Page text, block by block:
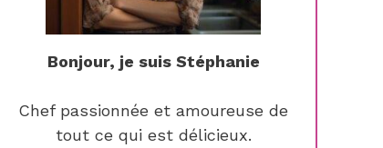
Bonjour, je suis Stéphanie
Chef passionnée et amoureuse de
tout ce qui est délicieux.